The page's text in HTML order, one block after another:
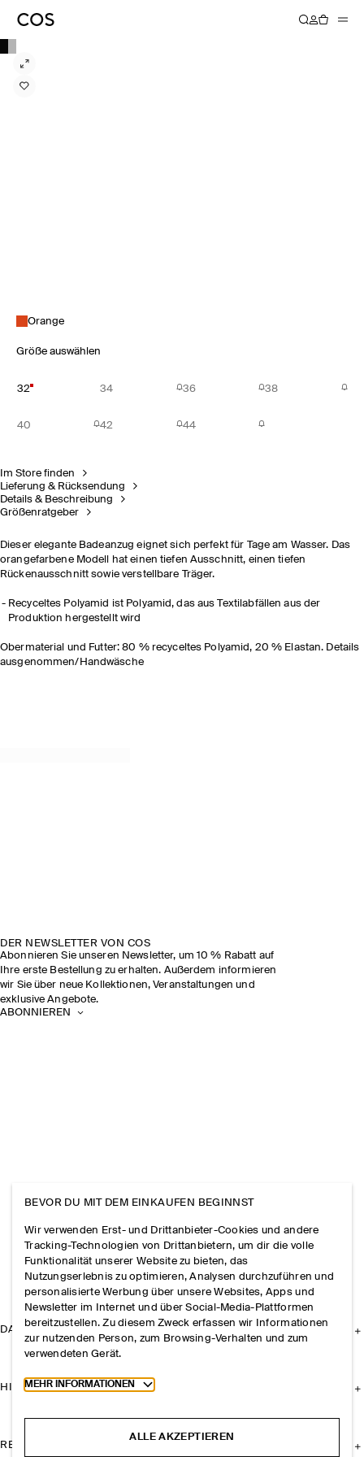
Orange
Größe auswählen
32 34 36 38
40 42 44
Im Store finden
Lieferung & Rücksendung
Details & Beschreibung
Größenratgeber
Dieser elegante Badeanzug eignet sich perfekt für Tage am Wasser. Das
orangefarbene Modell hat einen tiefen Ausschnitt, einen tiefen
Rückenausschnitt sowie verstellbare Träger.
Recyceltes Polyamid ist Polyamid, das aus Textilabfällen aus der
Produktion hergestellt wird
Obermaterial und Futter: 80 % recyceltes Polyamid, 20 % Elastan. Details
ausgenommen/Handwäsche
DER NEWSLETTER VON COS
Abonnieren Sie unseren Newsletter, um 10 % Rabatt auf
Ihre erste Bestellung zu erhalten. Außerdem informieren
wir Sie über neue Kollektionen, Veranstaltungen und
exklusive Angebote.
ABONNIEREN
DAS UNTERNEHMEN
HILFE
RECHTLICHES
BEVOR DU MIT DEM EINKAUFEN BEGINNST
Wir verwenden Erst- und Drittanbieter-Cookies und andere
Tracking-Technologien von Drittanbietern, um dir die volle
Funktionalität unserer Website zu bieten, das
Nutzungserlebnis zu optimieren, Analysen durchzuführen und
personalisierte Werbung über unsere Websites, Apps und
Newsletter im Internet und über Social-Media-Plattformen
bereitzustellen. Zu diesem Zweck erfassen wir Informationen
zur nutzenden Person, zum Browsing-Verhalten und zum
verwendeten Gerät.
Toggle more cookie information
MEHR INFORMATIONEN
ALLE AKZEPTIEREN